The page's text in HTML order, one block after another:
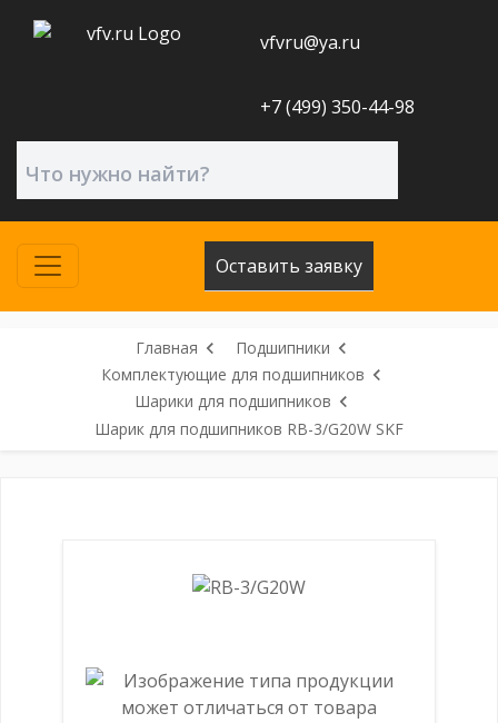
vfvru@ya.ru
+7 (499) 350-44-98
Оставить заявку
Главная
Подшипники
Комплектующие для подшипников
Шарики для подшипников
Шарик для подшипников RB-3/G20W SKF